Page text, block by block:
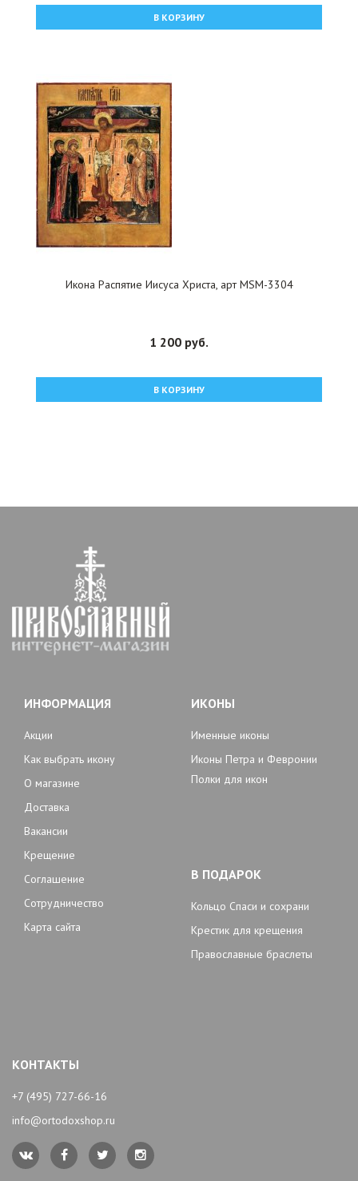
В КОРЗИНУ
Икона Распятие Иисуса Христа, арт MSM-3304
1 200 руб.
В КОРЗИНУ
ИНФОРМАЦИЯ
Акции
Как выбрать икону
О магазине
Доставка
Вакансии
Крещение
Соглашение
Сотрудничество
Карта сайта
ИКОНЫ
Именные иконы
Иконы Петра и Февронии
Полки для икон
В ПОДАРОК
Кольцо Спаси и сохрани
Крестик для крещения
Православные браслеты
КОНТАКТЫ
+7 (495) 727-66-16
info@ortodoxshop.ru